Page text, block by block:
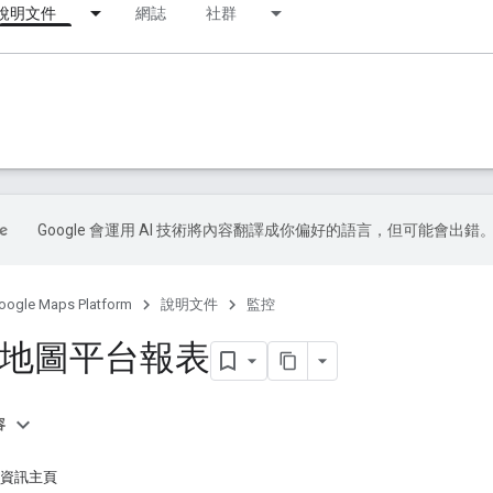
明文件 網誌 社群
Google 會運用 AI 技術將內容翻譯成你偏好的語言，但可能會出錯
Maps Platform 說明文件 監控
圖平台報表
訊主頁